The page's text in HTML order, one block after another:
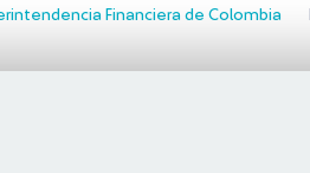
Financiera de Colombia